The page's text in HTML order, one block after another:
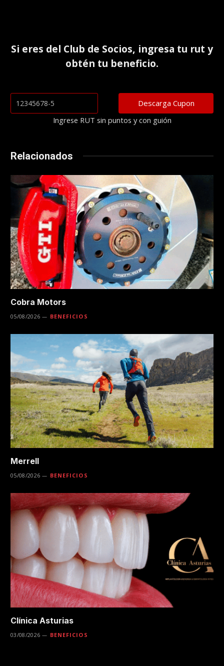
Si eres del Club de Socios, ingresa tu rut y
obtén tu beneficio.
Ingrese RUT sin puntos y con guión
Relacionados
Cobra Motors
05/08/2026 BENEFICIOS
Merrell
05/08/2026 BENEFICIOS
Clínica Asturias
03/08/2026 BENEFICIOS